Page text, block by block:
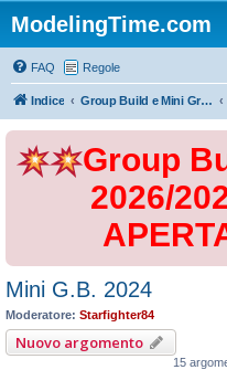
ModelingTime.com
FAQ Regole
Indice Group Build e Mini Group Build
Group
2026/
Mini G.B. 2024
Moderatore: Starfighter84
Nuovo argomento
15